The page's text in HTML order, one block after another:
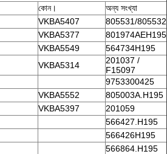
কোন।
অন্য সংখ্যা
VKBA5407
805531/805532
VKBA5377
801974AEH195
VKBA5549
564734H195
VKBA5314
201037 /
F15097
9753300425
VKBA5552
805003A.H195
VKBA5397
201059
566427.H195
566426H195
566864.H195